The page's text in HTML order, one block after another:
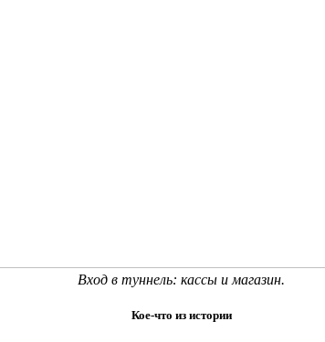
Вход в туннель: кассы и магазин.
Кое-что из истории